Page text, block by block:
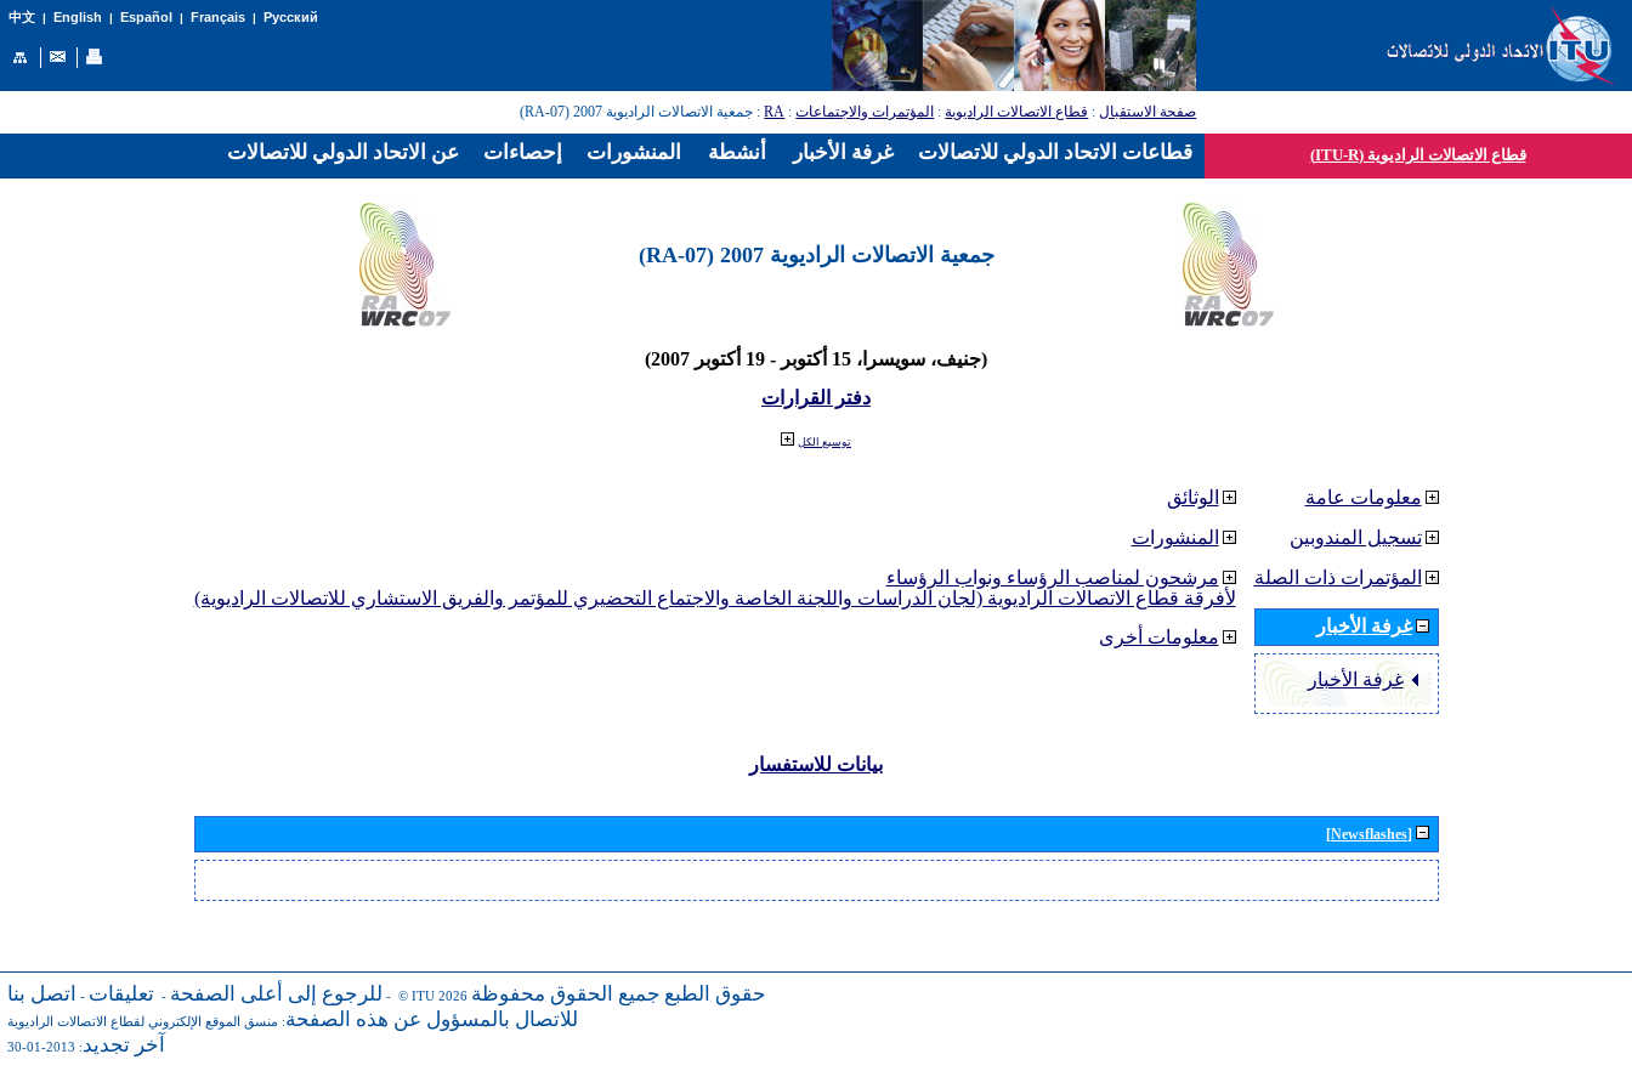
中文| English | Español | Français| Русский
صفحة الاستقبال: قطاع الاتصالات الراديوية: المؤتمرات والاجتماعات:
RA: جمعية الاتصالات الراديوية 2007 (RA-07)
قطاع الاتصالات الراديوية (ITU-R)
جمعية الاتصالات الراديوية 2007 (RA-07)
(جنيف، سويسرا، 15 أكتوبر - 19 أكتوبر 2007)
دفتر القرارات
توسيع الكل
الوثائق
المنشورات
مرشحون لمناصب الرؤساء ونواب الرؤساء
لأفرقة قطاع الاتصالات الراديوية (لجان الدراسات واللجنة الخاصة والاجتماع التحضيري للمؤتمر والفريق الاستشاري للاتصالات الراديوية)
معلومات أخرى
معلومات عامة
تسجيل المندوبين
المؤتمرات ذات الصلة
غرفة الأخبار
غرفة الأخبار
بيانات للاستفسار
[Newsflashes]
للرجوع إلى أعلى الصفحة - تعليقات - اتصل بنا - © ITU 2026 حقوق الطبع جميع الحقوق محفوظة
للاتصال بالمسؤول عن هذه الصفحة: منسق الموقع الإلكتروني لقطاع الاتصالات الراديوية
آخر تجديد: 2013-01-30
عن الاتحاد الدولي للاتصالات إحصاءات المنشورات أنشطة غرفة الأخبار قطاعات الاتحاد الدولي للاتصالات